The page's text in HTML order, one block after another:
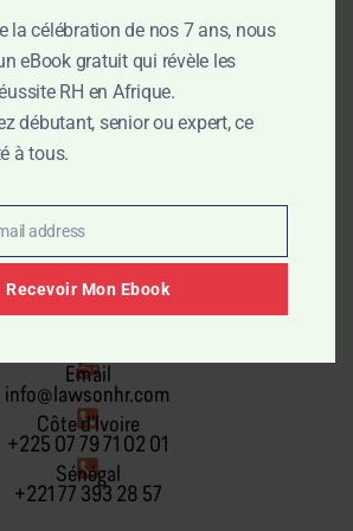
Human Resources
Email
info@lawsonhr.com
Côte d’Ivoire
+225 07 79 71 02 01
Sénégal
+221 77 393 28 57
la célébration de nos 7 ans, nous
eBook gratuit qui révèle les
RH en Afrique.
débutant, senior ou expert, ce
à tous.
address
Recevoir Mon Ebook